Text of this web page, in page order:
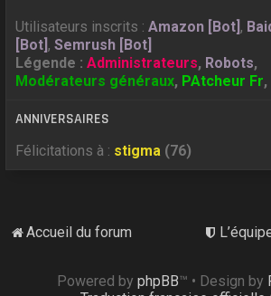
Utilisateurs inscrits :Amazon [Bot],
[Bot],Semrush [Bot]
Légende :Administrateurs, Robots,
Modérateurs généraux, PAtcheur Fr,
ANNIVERSAIRES
Félicitations à : stigma (76)
Accueil du forum
Powered by phpBB™ • Design by